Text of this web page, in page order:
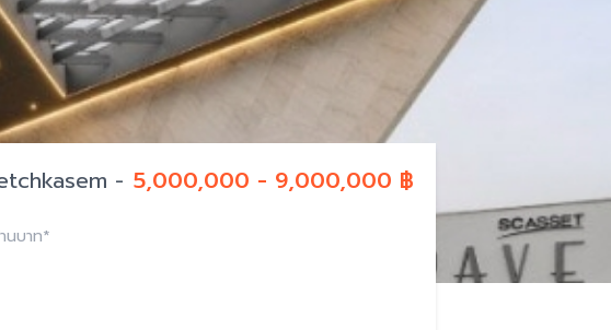
5,000,000 - 9,000,000 ฿
-
นบาท*